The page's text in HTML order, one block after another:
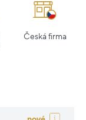
Česká firma